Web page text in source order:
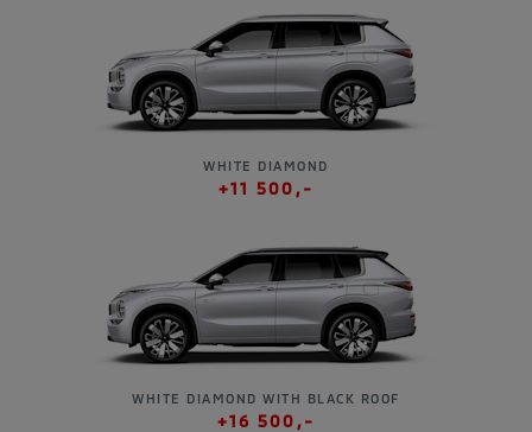
WHITE DIAMOND
+11 500,-
WHITE DIAMOND WITH BLACK ROOF
+16 500,-